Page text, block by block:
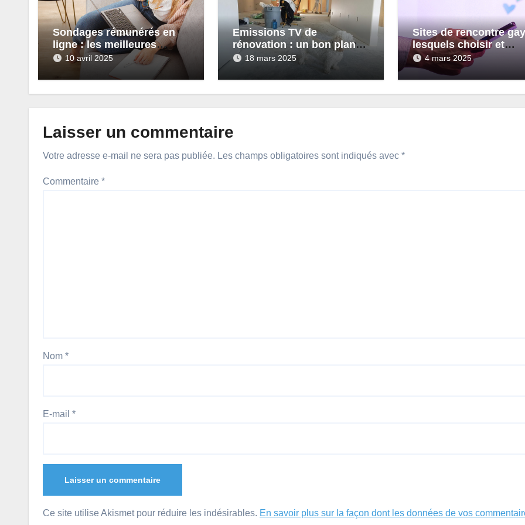
Sondages rémunérés en
ligne : les meilleures
plateformes à tester en
10 avril 2025
Emissions TV de
rénovation : un bon plan
pour rénover sans se
18 mars 2025
Sites de rencontre
lesquels choisir et
pourquoi ?
4 mars 2025
Laisser un commentaire
Votre adresse e-mail ne sera pas publiée. Les champs obligatoires sont indiqués avec *
Commentaire *
Nom *
E-mail *
Ce site utilise Akismet pour réduire les indésirables. En savoir plus sur la façon dont les données de vos